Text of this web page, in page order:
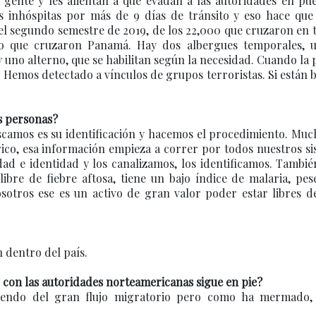
inhóspitas por más de 9 días de tránsito y eso hace
segundo semestre de 2019, de los 22,000 que cruzaron en
cruzaron Panamá. Hay dos albergues temporales,
alterno, que se habilitan según la necesidad. Cuando la
detectado a vínculos de grupos terroristas. Si están
personas?
es su identificación y hacemos el procedimiento.
esa información empieza a correr por todos nuestros
e identidad y los canalizamos, los identificamos.
de fiebre aftosa, tiene un bajo índice de malaria,
ese es un activo de gran valor poder estar libres
dentro del país.
las autoridades norteamericanas sigue en pie?
del gran flujo migratorio pero como ha